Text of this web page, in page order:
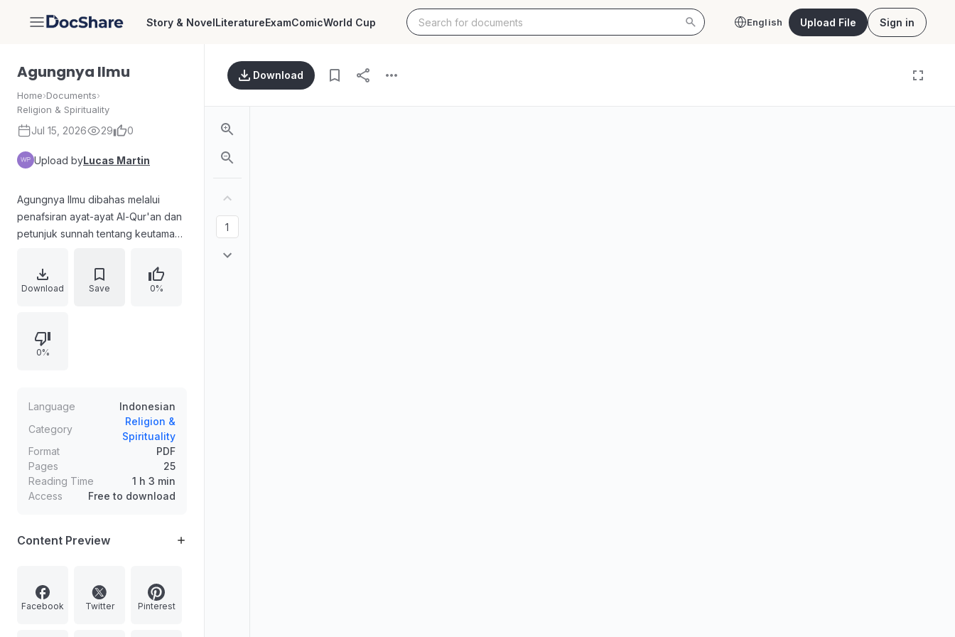
DocShare Story & NovelLiteratureExamComicWorld Cup English Upload File Sign in
Agungnya Ilmu
Home›Documents›
Religion & Spirituality
Jul 15, 2026 29 0
Upload byLucas Martin
Agungnya Ilmu dibahas melalui
penafsiran ayat-ayat Al-Qur'an dan
petunjuk sunnah tentang keutamaan
dalam shalat kaum beriman berdoa
agar ditunjukkan jalan yang lurus,
Disertakan dalil tentang perintah
meminta tambahan ilmu, keutamaan
Sulaiman atas ilmu, serta kemuliaan
Adam melalui pengajaran nama-
nama (ilmu) oleh Allah.
Download Save 0%
0%
Language
Indonesian
Category
Religion &
Spirituality
Format
PDF
Pages
25
Reading Time
1 h 3 min
Access
Free to download
Content Preview
Facebook Twitter Pinterest
Download